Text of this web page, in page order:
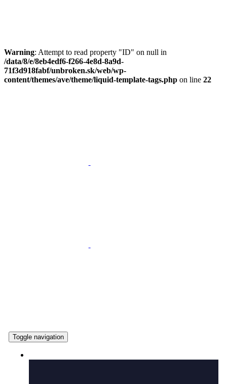
to
content
Warning: Attempt to read property "ID" on null in
/data/8/e/8eb4edf6-f266-4e8d-8a9d-
71f3d918fabf/unbroken.sk/web/wp-
content/themes/ave/theme/liquid-template-tags.php on line 22
Toggle navigation